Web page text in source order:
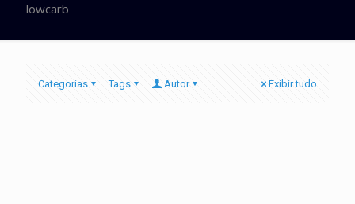
lowcarb
Categorias Tags Autor Exibir tudo